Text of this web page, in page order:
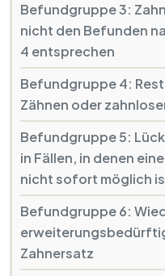
Befundgruppe 3:
nicht den Befunden
4 entsprechen
Befundgruppe 4:
Zähnen oder
Befundgruppe 5:
in Fällen, in denen
nicht sofort möglich
Befundgruppe 6:
Zahnersatz